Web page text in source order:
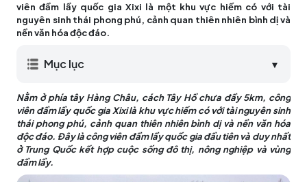
viên đầm lầy quốc gia Xixi là một khu vực hiếm có với tài
nguyên sinh thái phong phú, cảnh quan thiên nhiên bình dị và
nền văn hóa độc đáo.
Mục lục ▼
Nằm ở phía tây Hàng Châu, cách Tây Hồ chưa đầy 5km, công
viên đầm lầy quốc gia Xixi là khu vực hiếm có với tài nguyên sinh
thái phong phú, cảnh quan thiên nhiên bình dị và nền văn hóa
độc đáo. Đây là công viên đầm lầy quốc gia đầu tiên và duy nhất
ở Trung Quốc kết hợp cuộc sống đô thị, nông nghiệp và vùng
đầm lầy.